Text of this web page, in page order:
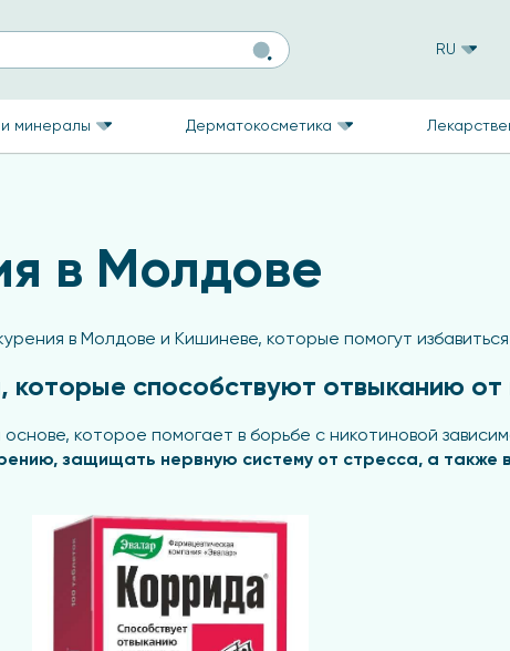
RU
минералы Дерматокосметика
в Молдове
в Молдове и Кишиневе, которые помогут
которые способствуют отвыканию от
которое помогает в борьбе с никотиновой
защищать нервную систему от стресса, а также